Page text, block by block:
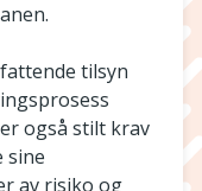
tilsyn
også stilt krav
sine
av risiko og